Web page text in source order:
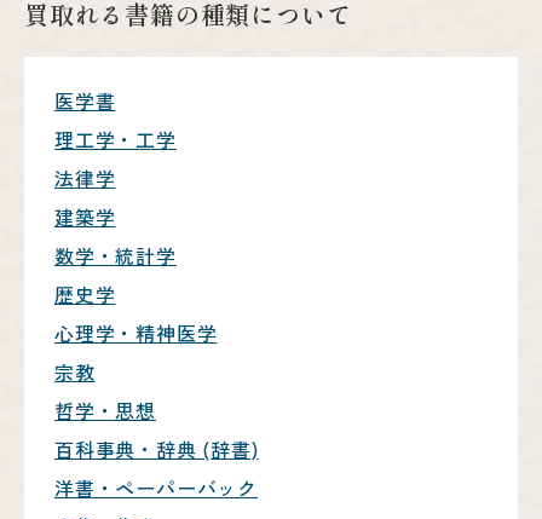
買取れる書籍の種類について
医学書
理工学・工学
法律学
建築学
数学・統計学
歴史学
心理学・精神医学
宗教
哲学・思想
百科事典・辞典 (辞書)
洋書・ペーパーバック